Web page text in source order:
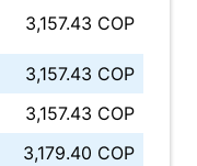
3,157.43 COP
3,157.43 COP
3,157.43 COP
3,179.40 COP